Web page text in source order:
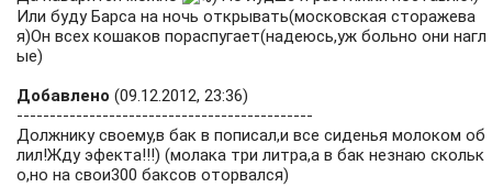
Или буду Барса на ночь открывать(московская сторажева
я)Он всех кошаков пораспугает(надеюсь,уж больно они нагл
ые)
Добавлено (09.12.2012, 23:36)
---------------------------------------------
Должнику своему,в бак в пописал,и все сиденья молоком об
лил!Жду эфекта!!!) (молака три литра,а в бак незнаю скольк
о,но на свои300 баксов оторвался)